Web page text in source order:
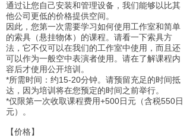
通过让您自己安装和管理设备，我们能够以比其
他公司更低的价格提供空间。
因此，您第一次需要学习如何使用工作室和简单
的索具（悬挂物体）的课程。请看一下索具方
法，它不仅可以在我们的工作室中使用，而且还
可以作为一般空中表演者使用。请在了解课程内
容后才使用公开培训。
*所需时间：约15-20分钟。请预留充足的时间抵
达，因为培训将在您预定的时间之前举行。
*仅限第一次收取课程费用+500日元（含税550日
元）。​
【价格】